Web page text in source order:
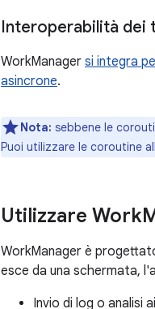
Interoperabilità dei
WorkManager si integra
asincrone.
Nota: sebbene le
Puoi utilizzare le coroutine
Utilizzare Work
WorkManager è
esce da una schermata,
Invio di log o analisi